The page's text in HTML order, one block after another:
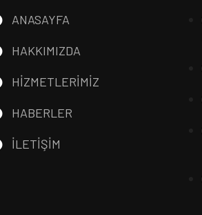
ANASAYFA
HAKKIMIZDA
HİZMETLERİMİZ
HABERLER
İLETİŞİM